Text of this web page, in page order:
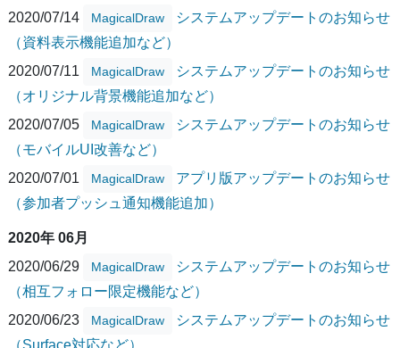
2020/07/14
MagicalDraw
システムアップデートのお知らせ
（資料表示機能追加など）
2020/07/11
MagicalDraw
システムアップデートのお知らせ
（オリジナル背景機能追加など）
2020/07/05
MagicalDraw
システムアップデートのお知らせ
（モバイルUI改善など）
2020/07/01
MagicalDraw
アプリ版アップデートのお知らせ
（参加者プッシュ通知機能追加）
2020年 06月
2020/06/29
MagicalDraw
システムアップデートのお知らせ
（相互フォロー限定機能など）
2020/06/23
MagicalDraw
システムアップデートのお知らせ
（Surface対応など）